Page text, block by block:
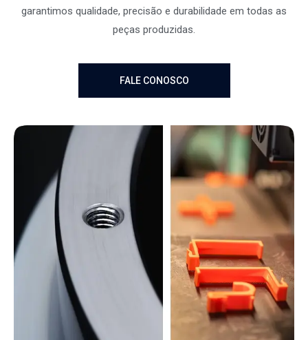
garantimos qualidade, precisão e durabilidade em todas as
peças produzidas.
FALE CONOSCO